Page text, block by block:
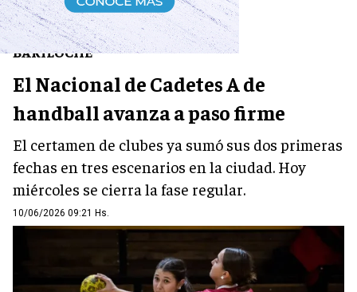
DEPORTES
BARILOCHE
El Nacional de Cadetes A de
handball avanza a paso firme
El certamen de clubes ya sumó sus dos primeras
fechas en tres escenarios en la ciudad. Hoy
miércoles se cierra la fase regular.
10/06/2026 09:21 Hs.